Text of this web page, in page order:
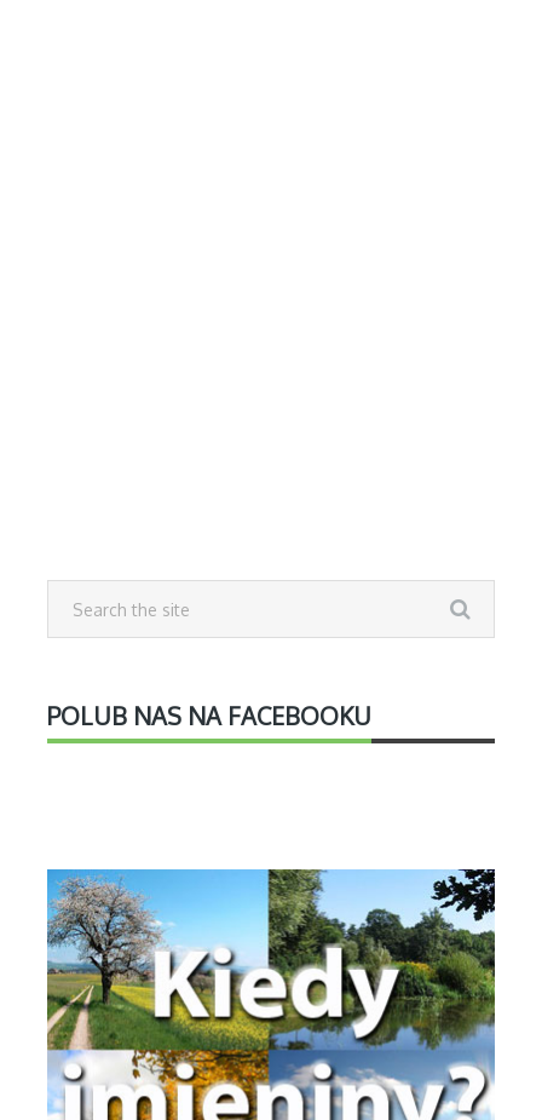
POLUB NAS NA FACEBOOKU